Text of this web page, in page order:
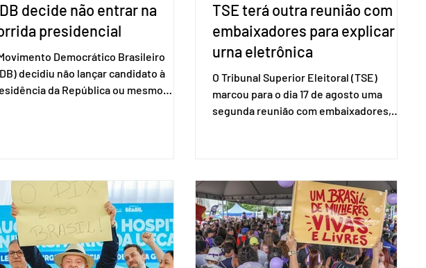
decide não entrar na
presidencial
Democrático Brasileiro
decidiu não lançar candidato à
da República ou mesmo
de alianças no âmbito local. A
segundo o partido, é focar na
de governadores e deputados
além de fortalecer a bancada
Congresso Nacional, com senad
TSE terá outra reunião com
embaixadores para explicar
urna eletrônica
O Tribunal Superior Eleitoral (TSE)
marcou para o dia 17 de agosto uma
segunda reunião com embaixadores,
sistema eleitoral do país. Segundo o
tribunal, o encontro ocorrerá na sede do
TSE e dará continuidade às ações de
transparência voltadas à comunidade
internacional. Nela, o presidente da